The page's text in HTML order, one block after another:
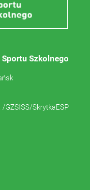
Szkolnego
GZSISS/SkrytkaESP